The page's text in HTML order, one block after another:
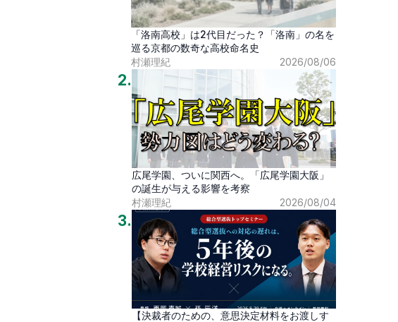
「洛南高校」は2代目だった？「洛南」の名を
巡る京都の数奇な高校命名史
村瀬理紀
2026/08/06
2.
広尾学園、ついに関西へ。「広尾学園大阪」
の誕生が与える影響を考察
村瀬理紀
2026/08/04
3.
【決裁者のための、意思決定材料をお渡しす